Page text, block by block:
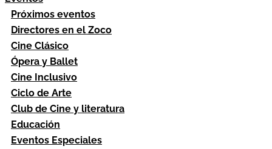
Próximos eventos
Directores en el Zoco
Cine Clásico
Ópera y Ballet
Cine Inclusivo
Ciclo de Arte
Club de Cine y literatura
Educación
Eventos Especiales